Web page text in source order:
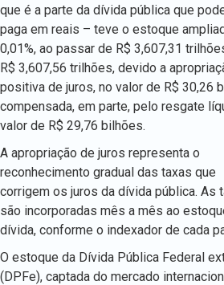
que é a parte da dívida pública que
paga em reais – teve o estoque
0,01%, ao passar de R$ 3,607,31
R$ 3,607,56 trilhões, devido a
positiva de juros, no valor de R$ 30,26
compensada, em parte, pelo resgate
valor de R$ 29,76 bilhões.
A apropriação de juros representa o
reconhecimento gradual das taxas que
corrigem os juros da dívida pública. As
são incorporadas mês a mês ao
dívida, conforme o indexador de cada
O estoque da Dívida Pública Federal
(DPFe), captada do mercado